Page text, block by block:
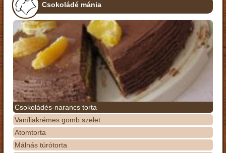
Csokoládé mánia
Csokoládés-narancs torta
Vaníliakrémes gomb szelet
Atomtorta
Málnás túrótorta